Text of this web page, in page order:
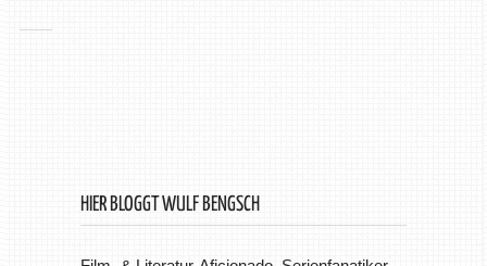
HIER BLOGGT WULF BENGSCH